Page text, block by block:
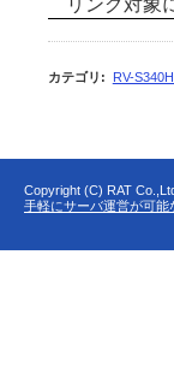
リング対象
カテゴリ : RV-S340HI
Copyright (C) RAT
手軽にサーバ運営が可能